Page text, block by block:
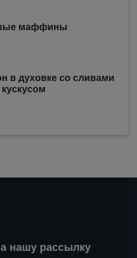
маффины
в духовке со сливами
нашу рассылку